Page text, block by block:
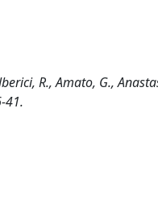
R., Amato, G.,
41.